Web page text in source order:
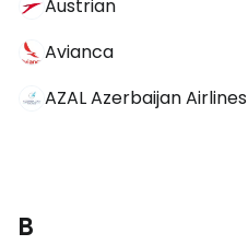
Austrian
Avianca
AZAL Azerbaijan Airlines
B